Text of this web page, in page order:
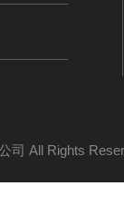
司 All Rights